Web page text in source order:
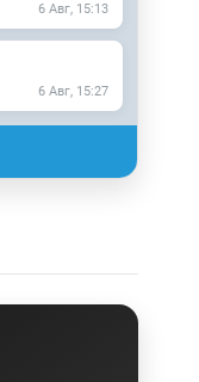
6 Авг, 15:13
6 Авг, 15:27